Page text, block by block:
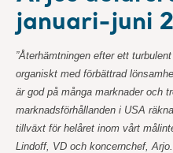
januari-juni
”Återhämtningen efter ett
organiskt med förbättrad
är god på många marknader och
marknadsförhållanden i USA
tillväxt för helåret inom vårt
Lindoff, VD och koncernchef, Arjo.